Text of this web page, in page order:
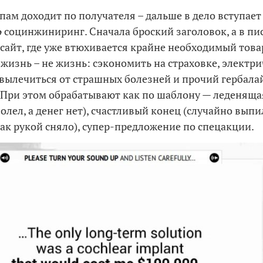
доходит по получателя – дальше в дело
социнжиниринг. Сначала броский заголовок, а в
где уже втюхивается крайне необходимый
– не жизнь: сэкономить на страховке,
от страшных болезней и прочий
этом обрабатывают как по шаблону —
а денег нет), счастливый конец (случайно
рукой сняло), супер-предложение по спецакции.